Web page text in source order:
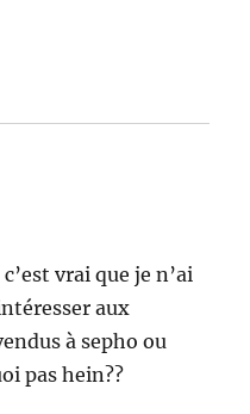
vrai que je n’ai
aux
à sepho ou
pas hein??